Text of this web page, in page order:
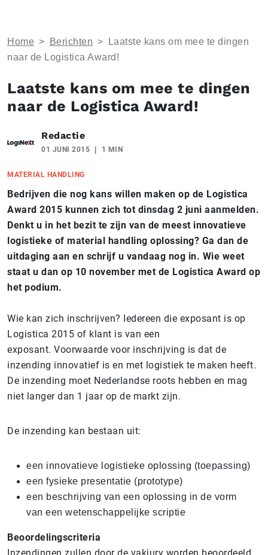
Home > Berichten >
Laatste kans om mee te dingen
naar de Logistica Award!
Laatste kans om mee te dingen
naar de Logistica Award!
Redactie
01 JUNI 2015 1 MIN
MATERIAL HANDLING
Bedrijven die nog kans willen maken op de Logistica
Award 2015 kunnen zich tot dinsdag 2 juni aanmelden.
Denkt u in het bezit te zijn van de meest innovatieve
logistieke of material handling oplossing? Ga dan de
uitdaging aan en schrijf u vandaag nog in. Wie weet
staat u dan op 10 november met de Logistica Award op
het podium.
Wie kan zich inschrijven? Iedereen die exposant is op
Logistica 2015 of klant is van een
exposant. Voorwaarde voor inschrijving is dat de
inzending innovatief is en met logistiek te maken heeft.
De inzending moet Nederlandse roots hebben en mag
niet langer dan 1 jaar op de markt zijn.
De inzending kan bestaan uit:
een innovatieve logistieke oplossing (toepassing)
een fysieke presentatie (prototype)
een beschrijving van een oplossing in de vorm
van een wetenschappelijke scriptie
Beoordelingscriteria